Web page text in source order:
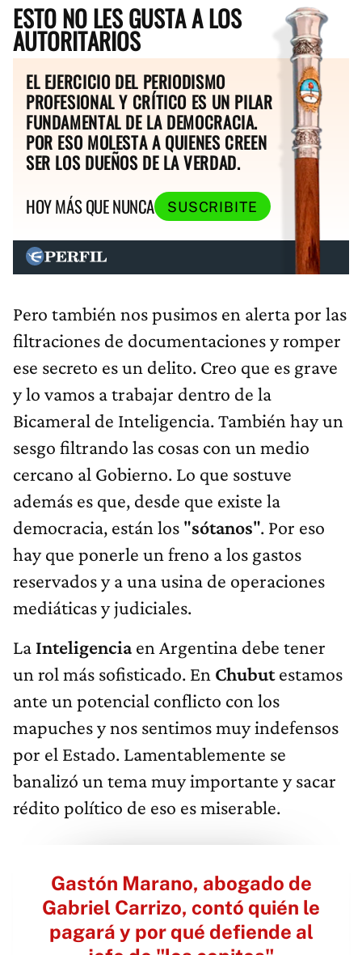
ESTO NO LES GUSTA A LOS
AUTORITARIOS
EL EJERCICIO DEL PERIODISMO
PROFESIONAL Y CRÍTICO ES UN PILAR
FUNDAMENTAL DE LA DEMOCRACIA.
POR ESO MOLESTA A QUIENES CREEN
SER LOS DUEÑOS DE LA VERDAD.
HOY MÁS QUE NUNCA
SUSCRIBITE
Pero también nos pusimos en alerta por las
filtraciones de documentaciones y romper
ese secreto es un delito. Creo que es grave
y lo vamos a trabajar dentro de la
Bicameral de Inteligencia. También hay un
sesgo filtrando las cosas con un medio
cercano al Gobierno. Lo que sostuve
además es que, desde que existe la
democracia, están los "sótanos". Por eso
hay que ponerle un freno a los gastos
reservados y a una usina de operaciones
mediáticas y judiciales.
La Inteligenciaen Argentina debe tener
un rol más sofisticado. En Chubutestamos
ante un potencial conflicto con los
mapuches y nos sentimos muy indefensos
por el Estado. Lamentablemente se
banalizó un tema muy importante y sacar
rédito político de eso es miserable.
Gastón Marano, abogado de
Gabriel Carrizo, contó quién le
pagará y por qué defiende al